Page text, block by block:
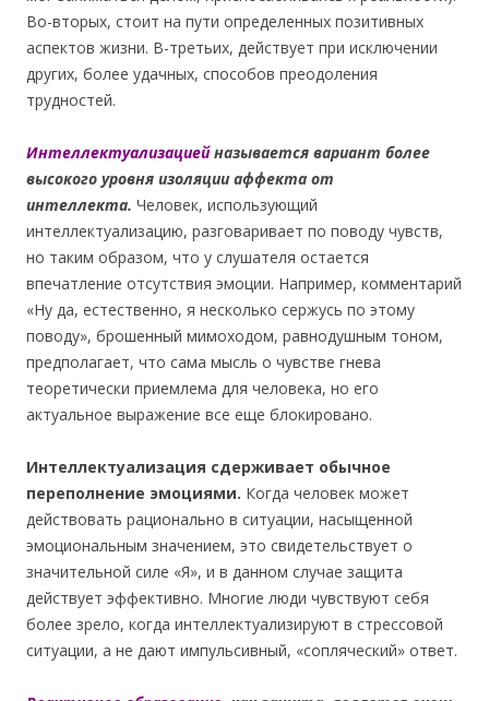
Во-вторых, стоит на пути определенных позитивных
аспектов жизни. В-третьих, действует при исключении
других, более удачных, способов преодоления
трудностей.
Интеллектуализациейназывается вариант более
высокого уровня изоляции аффекта от
интеллекта. Человек, использующий
интеллектуализацию, разговаривает по поводу чувств,
но таким образом, что у слушателя остается
впечатление отсутствия эмоции. Например, комментарий
«Ну да, естественно, я несколько сержусь по этому
поводу», брошенный мимоходом, равнодушным тоном,
предполагает, что сама мысль о чувстве гнева
теоретически приемлема для человека, но его
актуальное выражение все еще блокировано.
Интеллектуализация сдерживает обычное
переполнение эмоциями. Когда человек может
действовать рационально в ситуации, насыщенной
эмоциональным значением, это свидетельствует о
значительной силе «Я», и в данном случае защита
действует эффективно. Многие люди чувствуют себя
более зрело, когда интеллектуализируют в стрессовой
ситуации, а не дают импульсивный, «сопляческий» ответ.